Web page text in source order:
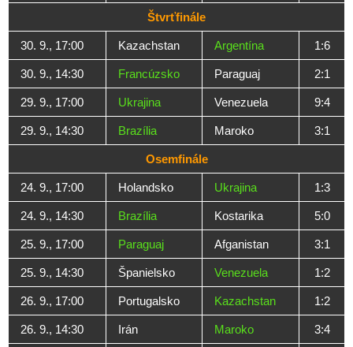
Štvrťfinále
30. 9., 17:00 Kazachstan Argentína 1:6
30. 9., 14:30 Francúzsko Paraguaj 2:1
29. 9., 17:00 Ukrajina Venezuela 9:4
29. 9., 14:30 Brazília Maroko 3:1
Osemfinále
24. 9., 17:00 Holandsko Ukrajina 1:3
24. 9., 14:30 Brazília Kostarika 5:0
25. 9., 17:00 Paraguaj Afganistan 3:1
25. 9., 14:30 Španielsko Venezuela 1:2
26. 9., 17:00 Portugalsko Kazachstan 1:2
26. 9., 14:30 Irán Maroko 3:4